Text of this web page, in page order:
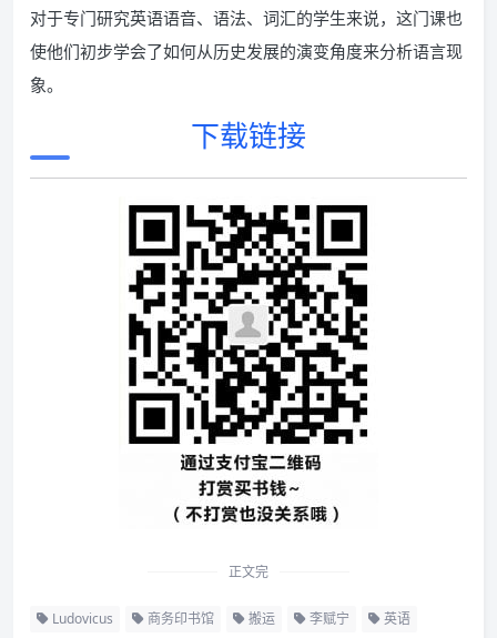
对于专门研究英语语音、语法、词汇的学生来说，这门课也
使他们初步学会了如何从历史发展的演变角度来分析语言现
象。
下载链接
正文完
Ludovicus 商务印书馆 搬运 李赋宁 英语